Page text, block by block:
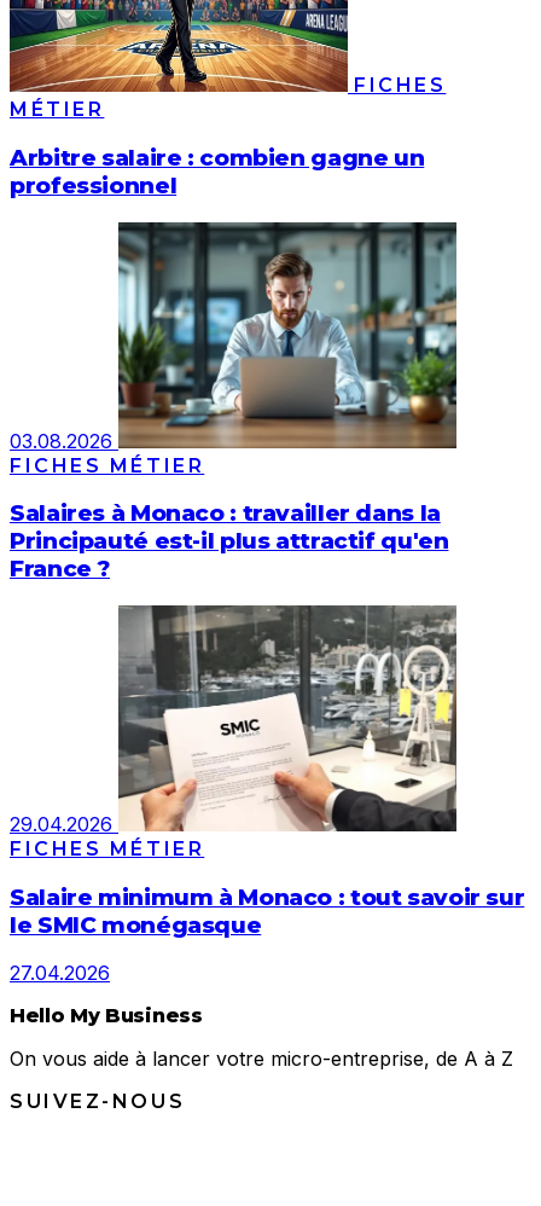
FICHES
MÉTIER
Arbitre salaire : combien gagne un
professionnel
03.08.2026
FICHES MÉTIER
Salaires à Monaco : travailler dans la
Principauté est-il plus attractif qu'en
France ?
29.04.2026
FICHES MÉTIER
Salaire minimum à Monaco : tout savoir sur
le SMIC monégasque
27.04.2026
Hello My Business
On vous aide à lancer votre micro-entreprise, de A à Z
SUIVEZ-NOUS